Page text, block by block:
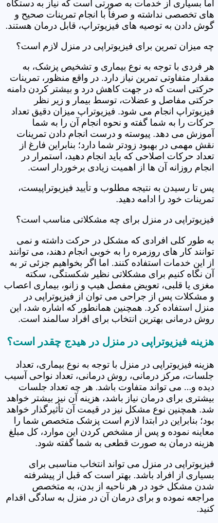
اما بسیاری از خدمات به صورتی است که نیاز به دستگاه
های تخصصی نداشته و صرفاً با انجام تمرینات صحیح و
گوش دادن به توصیه های فیزیوتراپ، قابل درمان هستند.
چه میزان تمرین برای فیزیوتراپی در منزل لازم است؟
هر فردی با توجه به نوع بیماری و تشخیص پزشک، به
مقدار متفاوتی تمرین نیاز دارد. در واقع منظور، تمرینات
حرکتی است که در جهت کاهش درد و بیشتر کردن دامنه
حرکتی مفاصل و عضلات، توسط بیمار و زیر نظر
فیزیوتراپ انجام می شود. فیزیوتراپ میزان دقیق تعداد
حرکات را به شما گفته و نحوه انجام آن را به شما
آموزش می دهد. پیوسته و درست انجام دادن تمرینات
نقش مهمی در بهبود زودتر شما دارد؛ بنابراین فارغ از
تعداد حرکات اصلاحی که باید انجام دهید، استمرار در
انجام روزانه آن ها از اهمیت زیادی برخوردار است.
پس تا رسیدن به نتیجه مطلوب و تأیید فیزیوتراپیست،
تمرینات خود را ادامه دهید.
فیزیوتراپی در منزل برای چه مشکلاتی مناسب است؟
به طور کلی افرادی که مشکل در حرکت داشته و نمی
توانند کار های روزمره را به خوبی انجام دهند، می توانند
از این خدمات استفاده کنند. اما اگر بخواهیم جزئی تر به
آن نگاه کنیم برای مشکلاتی نظیر شکستگی، سکته
مغزی یا قلبی، تعویض مفصل هیپ و زانو، بیماری اعصاب
و مشکلات پس از جراحی می توان از فیزیوتراپی در
منزل استفاده کرد. همچنین همانطور که اشاره شد، این
روش درمانی بهترین انتخاب برای افراد سالمند است.
هزینه فیزیوتراپی در منزل در هیدج چقدر است؟
هزینه فیزیوتراپی در منزل با توجه به نوع بیماری، تعداد
جلسات، مرکز درمانی، روش درمانی، تعداد نواحی آسیب
دیده و... می تواند متفاوت باشد. هر چه تعداد جلسات
بیشتری برای درمان نیاز باشد، هزینه آن نیز بیشتر خواهد
شد. همچنین نوع مشکل نیز در قیمت آن تأثیرگذار خواهد
بود؛ بنابراین در ابتدا لازم است پزشک متخصص شما را
معاینه نموده و پس از مشخص کردن این موارد، کل مبلغ
هزینه درمان به صورت قطعی به شما گفته شود.
فیزیوتراپی در منزل می تواند انتخاب مناسبی برای
بسیاری از افراد باشد. بهتر است که قبل از پیشرفته
شدن مشکل خود در هر ناحیه از بدن، به متخصص
مراجعه نموده و برای درمان آن در منزل به سادگی اقدام
کنید.